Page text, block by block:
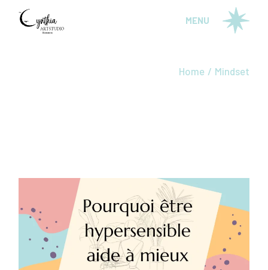
MENU
Home Mindset